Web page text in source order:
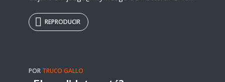
REPRODUCIR
POR TRUCO GALLO